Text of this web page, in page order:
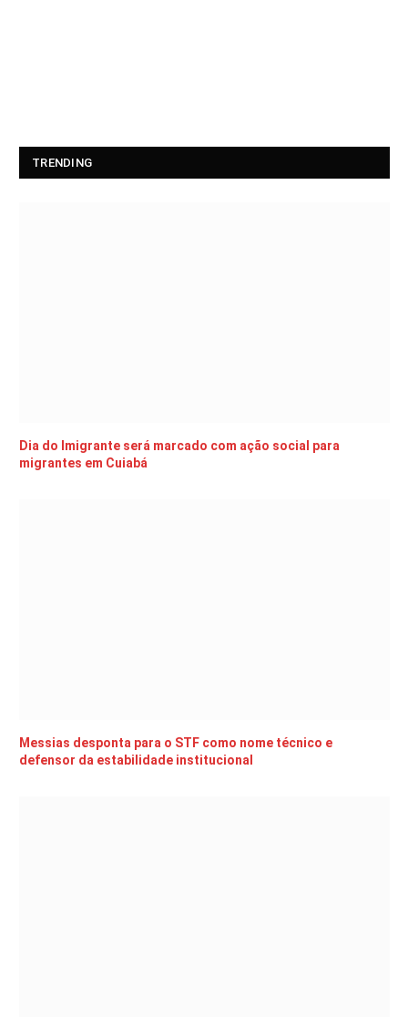
TRENDING
Dia do Imigrante será marcado com ação social para
migrantes em Cuiabá
Messias desponta para o STF como nome técnico e
defensor da estabilidade institucional